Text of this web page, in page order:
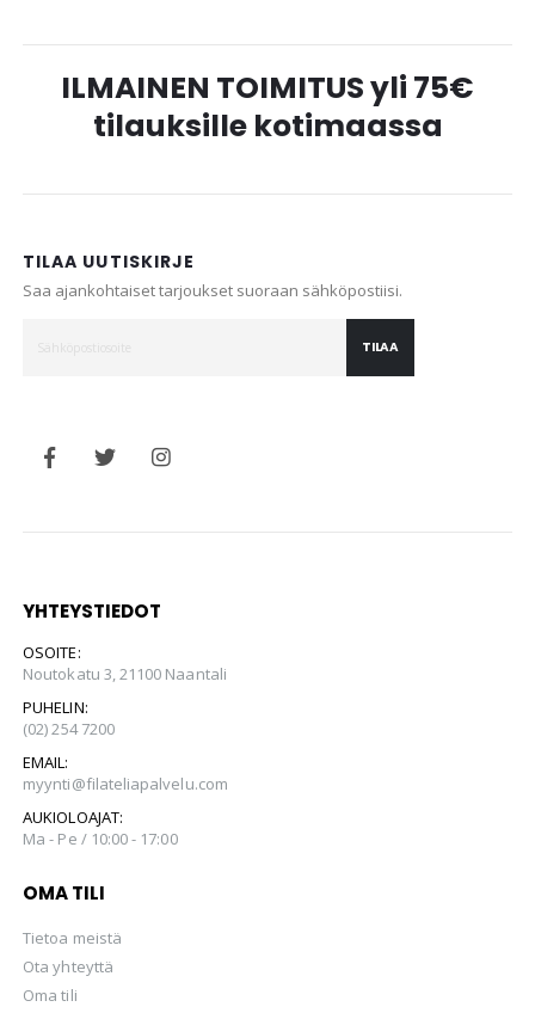
ILMAINEN TOIMITUS yli 75€
tilauksille kotimaassa
TILAA UUTISKIRJE
Saa ajankohtaiset tarjoukset suoraan sähköpostiisi.
TILAA
YHTEYSTIEDOT
OSOITE:
Noutokatu 3, 21100 Naantali
PUHELIN:
(02) 254 7200
EMAIL:
myynti@filateliapalvelu.com
AUKIOLOAJAT:
Ma - Pe / 10:00 - 17:00
OMA TILI
Tietoa meistä
Ota yhteyttä
Oma tili